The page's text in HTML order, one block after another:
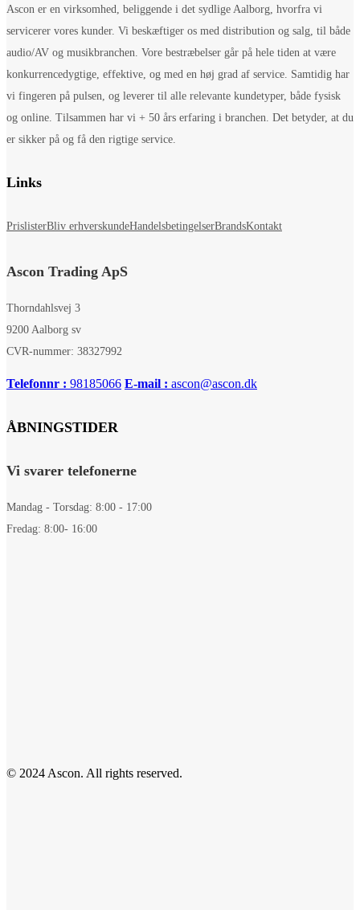
Ascon er en virksomhed, beliggende i det sydlige Aalborg, hvorfra vi
servicerer vores kunder. Vi beskæftiger os med distribution og salg, til både
audio/AV og musikbranchen. Vore bestræbelser går på hele tiden at være
konkurrencedygtige, effektive, og med en høj grad af service. Samtidig har
vi fingeren på pulsen, og leverer til alle relevante kundetyper, både fysisk
og online. Tilsammen har vi + 50 års erfaring i branchen. Det betyder, at du
er sikker på og få den rigtige service.
Links
PrislisterBliv erhverskundeHandelsbetingelserBrandsKontakt
Ascon Trading ApS
Thorndahlsvej 3
9200 Aalborg sv
CVR-nummer: 38327992
Telefonnr : 98185066 E-mail : ascon@ascon.dk
ÅBNINGSTIDER
Vi svarer telefonerne
Mandag - Torsdag: 8:00 - 17:00
Fredag: 8:00- 16:00
© 2024 Ascon. All rights reserved.